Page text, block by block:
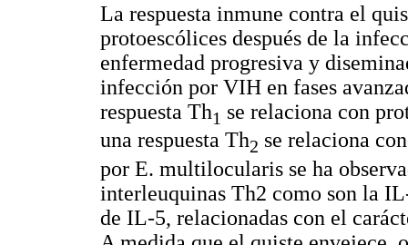
La respuesta inmune contra el
protoescólices después de la
enfermedad progresiva y
infección por VIH en fases
respuesta Th1 se relaciona con
una respuesta Th2 se relaciona
por E. multilocularis se ha
interleuquinas Th2 como son la
de IL-5, relacionadas con el